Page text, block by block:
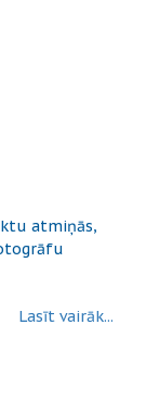
atmiņās,
Lasīt vairāk...